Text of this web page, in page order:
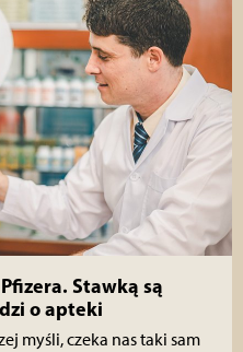
Stawką są
o apteki
myśli, czeka nas taki sam